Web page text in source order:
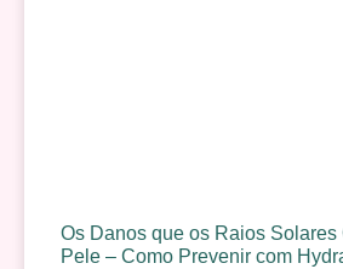
Os Danos que os Raios Solares
Pele – Como Prevenir com